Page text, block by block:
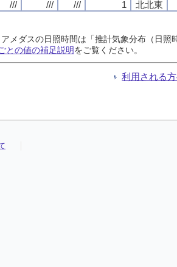
/// /// /// 1 北北東
メダスの日照時間は「推計気象分布（日
との値の補足説明をご覧ください。
利用される